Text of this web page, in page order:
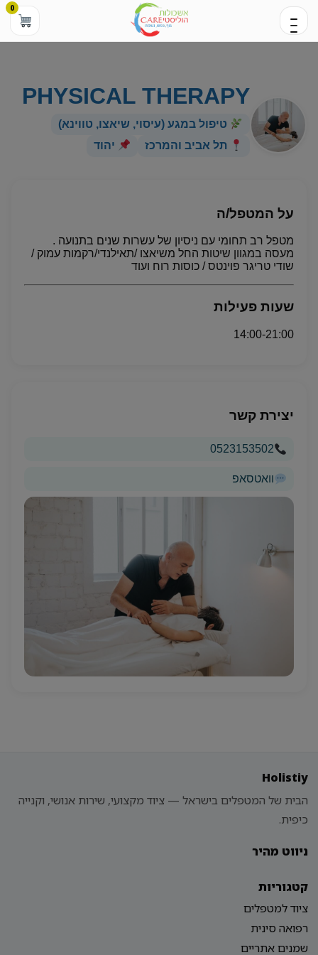
0
PHYSICAL THERAPY
טיפול במגע (עיסוי, שיאצו, טווינא)
תל אביב והמרכז
יהוד
על המטפל/ה
מטפל רב תחומי עם ניסיון של עשרות שנים בתנועה .
מעסה במגוון שיטות החל משיאצו /תאילנדי/רקמות עמוק /
שודי טריגר פוינטס / כוסות רוח ועוד
שעות פעילות
14:00-21:00
יצירת קשר
0523153502
וואטסאפ
Holistiy
הבית של המטפלים בישראל — ציוד מקצועי, שירות אנושי, וקנייה
כיפית.
ניווט מהיר
קטגוריות
ציוד למטפלים
רפואה סינית
שמנים אתריים